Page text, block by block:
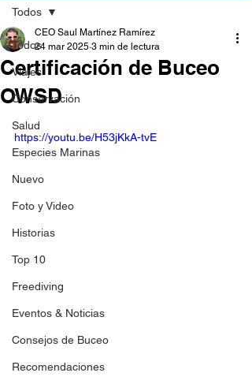
Todos
Viajes
Conservación
Salud
Especies Marinas
Nuevo
Foto y Video
Historias
Top 10
Freediving
Eventos & Noticias
Consejos de Buceo
Recomendaciones
Todos
Certificación de Buceo
OWSD
CEO Saul Martínez Ramírez
24 mar 2025 3 min de lectura
https://youtu.be/H53jKkA-tvE